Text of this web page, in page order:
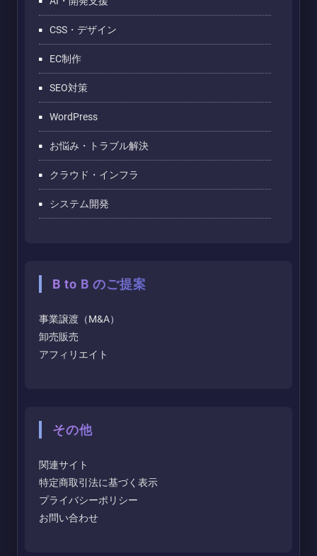
CSS・デザイン
EC制作
SEO対策
WordPress
お悩み・トラブル解決
クラウド・インフラ
システム開発
B to B のご提案
事業譲渡（M&A）
卸売販売
アフィリエイト
その他
関連サイト
特定商取引法に基づく表示
プライバシーポリシー
お問い合わせ